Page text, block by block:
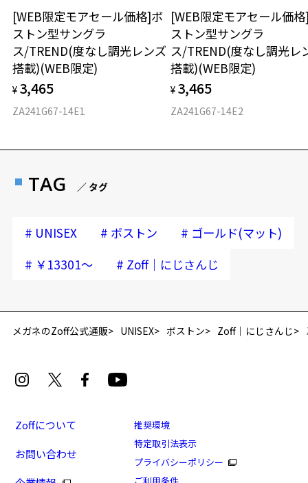
商品に関する注意事項
・画像は開発中のものにつき、実際の仕様とは若干異なる場合があり
ます。
＜予約時の注意事項＞
・当商品は予約商品のため、通常商品又は他の予約商品と同時購入で
・当商品は予約商品です。予約期間中はマイページからのキャンセル
ません。
・別々にご注文、ご予約頂いた場合、まとめて発送することはできま
せん。また、送料は各ご注文ごとに発生いたしますので、ご了承くだ
＜お支払い方法について＞
※クレジットカードの引き落としは、商品発送以降となります。
・予約期間中にご予約のお客様は、2026年9月に有効期限が切れるク
レジットカードでは、出荷時のご請求ができない為、出荷時に代引き
・ご予約商品は、カード会社による決済与信チェック(オーソリ)でエラ
ーがない場合に発送および決済金額の請求をさせていただいておりま
なお、決済与信チェック(オーソリ)時にエラーとなった場合はシステム
をすることができないため、発送可能な【宅急便 e コレクト(代金引
換)】で発送させていただきます。予めご了承ください。
[WEB限定モアセール価格]ボ
ストン型サングラ
ス/TREND(度なし調光レンズ
搭載)(WEB限定)
¥ 3,465
ZA241G67-14E1
[WEB限定モアセール価
ストン型サングラ
ス/TREND(度なし調光レ
搭載)(WEB限定)
¥ 3,465
ZA241G67-14E2
TAG ／ タグ
# UNISEX # ボストン # ゴールド(マット)
# ￥13301～ # Zoff｜にじさんじ
メガネのZoff公式通販 UNISEX ボストン Zoff｜にじさんじ
Zoffについて
お問い合わせ
推奨環境
特定取引法表示
プライバシーポリシー